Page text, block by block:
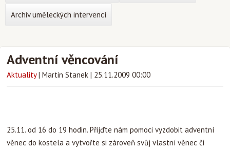
Adventní věncování
Aktuality | Martin Stanek | 25.11.2009 00:00
25.11. od 16 do 19 hodin. Přijďte nám pomoci vyzdobit adventní
věnec do kostela a vytvořte si zároveň svůj vlastní věnec či
Archiv uměleckých intervencí